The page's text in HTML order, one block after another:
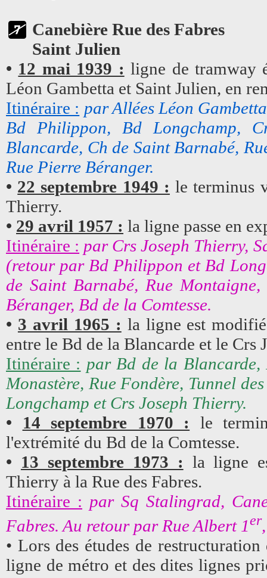
Canebière Rue des Fabres
Saint Julien
• 12 mai 1939 : ligne de tramway
Léon Gambetta et Saint Julien, en
Itinéraire : par Allées Léon
Bd Philippon, Bd Longchamp,
Blancarde, Ch de Saint Barnabé,
Rue Pierre Béranger.
• 22 septembre 1949 : le terminus
Thierry.
• 29 avril 1957 : la ligne passe en
Itinéraire : par Crs Joseph Thierry,
(retour par Bd Philippon et Bd
de Saint Barnabé, Rue
Béranger, Bd de la Comtesse.
• 3 avril 1965 : la ligne est
entre le Bd de la Blancarde et le Crs
Itinéraire : par Bd de la Blancarde,
Monastère, Rue Fondère, Tunnel
Longchamp et Crs Joseph Thierry.
• 14 septembre 1970 :
le
l'extrémité du Bd de la Comtesse.
• 13 septembre 1973 : la ligne
Thierry à la Rue des Fabres.
Itinéraire : par Sq Stalingrad,
Fabres. Au retour par Rue Albert 1er
• Lors des études de
ligne de métro et des dites lignes